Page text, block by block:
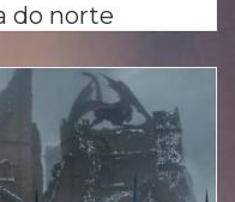
do norte